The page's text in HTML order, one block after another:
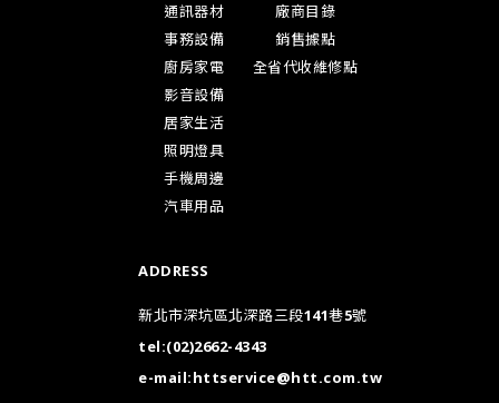
通訊器材
事務設備
廚房家電
影音設備
居家生活
照明燈具
手機周邊
汽車用品
廠商目錄
銷售據點
全省代收維修點
ADDRESS
新北市深坑區北深路三段141巷5號
tel:(02)2662-4343
e-mail:httservice@htt.com.tw